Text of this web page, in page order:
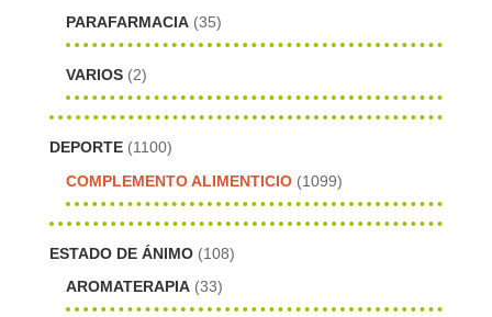
PARAFARMACIA (35)
VARIOS (2)
DEPORTE (1100)
COMPLEMENTO ALIMENTICIO (1099)
ESTADO DE ÁNIMO (108)
AROMATERAPIA (33)